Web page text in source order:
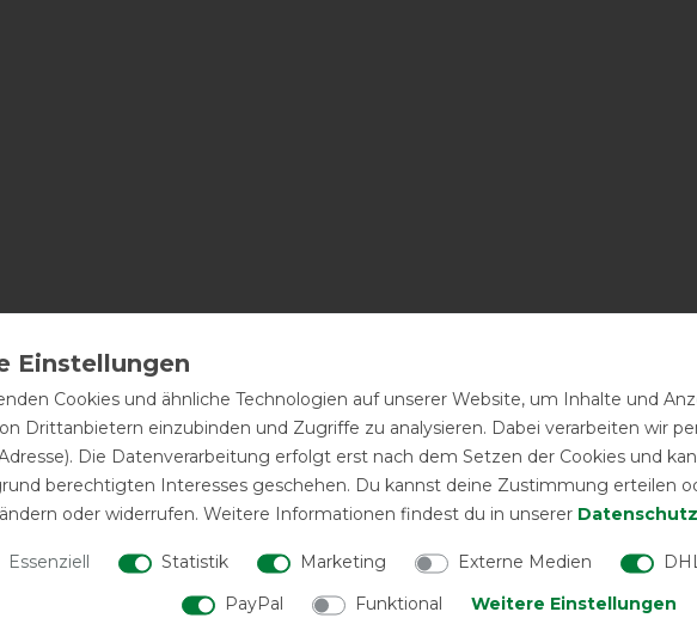
Cookies und ähnliche Technologien auf unserer Website, um Inhalte und
Drittanbietern einzubinden und Zugriffe zu analysieren. Dabei verarbeiten wir
Die Datenverarbeitung erfolgt erst nach dem Setzen der Cookies und
berechtigten Interesses geschehen. Du kannst deine Zustimmung erteilen
oder widerrufen. Weitere Informationen findest du in unserer
Essenziell Statistik Marketing Externe Medien
PayPal
Funktional Weitere Einstellungen